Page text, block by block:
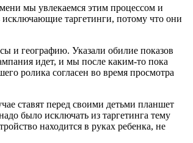
мы увлекаемся этим процессом и
исключающие таргетинги, потому что они
и географию. Указали обилие показов
идет, и мы после каким-то пока
ролика согласен во время просмотра
ставят перед своими детьми планшет
было исключать из таргетинга тему
находится в руках ребенка, не